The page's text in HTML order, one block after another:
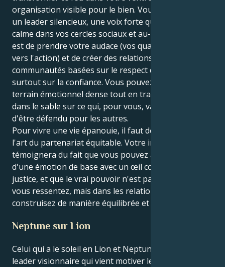
organisation visible pour le bien. Vous pouvez être
un leader silencieux, une voix forte qui apporte le
calme dans vos cercles sociaux et au-delà. Votre défi
est de prendre votre audace (vos qualités orientées
vers l'action) et de créer des relations et des
communautés basées sur le respect des autres, mais
surtout sur la confiance. Vous pouvez traverser un
terrain émotionnel dense tout en traçant une ligne
dans le sable sur ce qui, pour vous, vaut la peine
d'être défendu pour les autres.
Pour vivre une vie épanouie, il faut devenir adepte de
l'art du partenariat équitable. Votre impact
témoignera du fait que vous pouvez agir sur la base
d'une émotion de base avec un œil concentré sur la
justice, et que le vrai pouvoir n'est pas dans ce que
vous ressentez, mais dans les relations que vous
construisez de manière équilibrée et juste.
Neptune sur Lion
Celui qui a le soleil en Lion et Neptune en Lion est un
leader visionnaire qui vient motiver le monde grâce à